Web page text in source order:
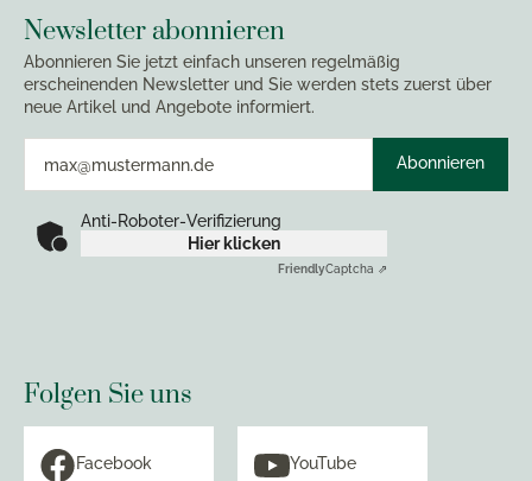
Newsletter abonnieren
Abonnieren Sie jetzt einfach unseren regelmäßig
erscheinenden Newsletter und Sie werden stets zuerst über
neue Artikel und Angebote informiert.
Abonnieren
Anti-Roboter-Verifizierung
Hier klicken
FriendlyCaptcha ⇗
Folgen Sie uns
Facebook YouTube